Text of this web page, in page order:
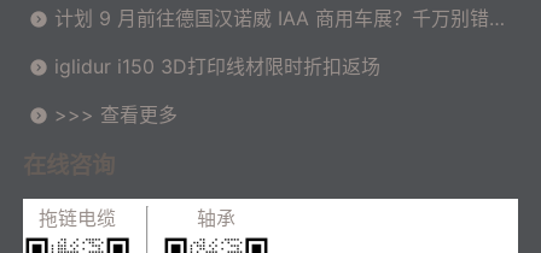
计划 9 月前往德国汉诺威 IAA 商用车展？千万别错过
iglidur i150 3D打印线材限时折扣返场
>>> 查看更多
拖链电缆 轴承